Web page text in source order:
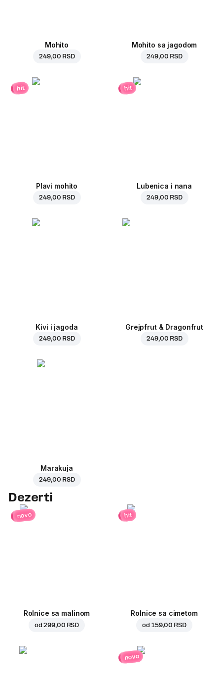
Mohito
249,00 RSD
Mohito sa jagodom
249,00 RSD
hit
Plavi mohito
249,00 RSD
hit
Lubenica i nana
249,00 RSD
Kivi i jagoda
249,00 RSD
Grejpfrut & Dragonfrut
249,00 RSD
Marakuja
249,00 RSD
Dezerti
novo
Rolnice sa malinom
od299,00 RSD
hit
Rolnice sa cimetom
od 159,00 RSD
novo